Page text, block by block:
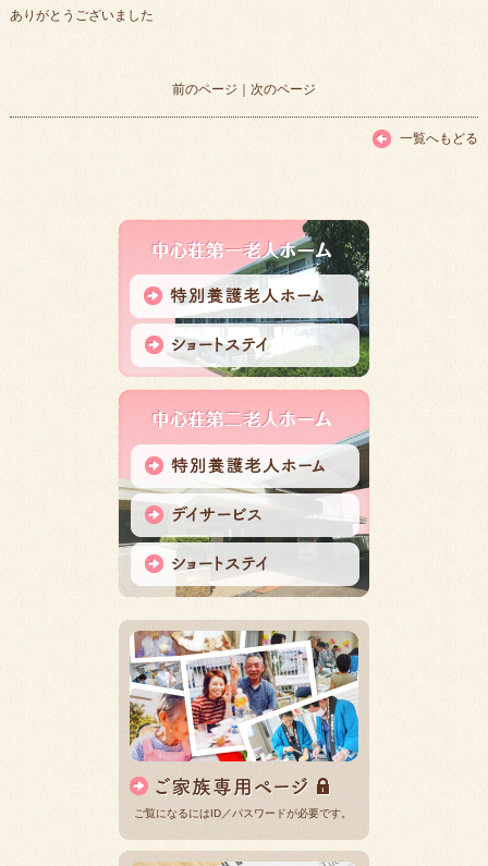
ありがとうございました
前のページ ｜ 次のページ
一覧へもどる
ご覧になるにはID／パスワードが必要です。